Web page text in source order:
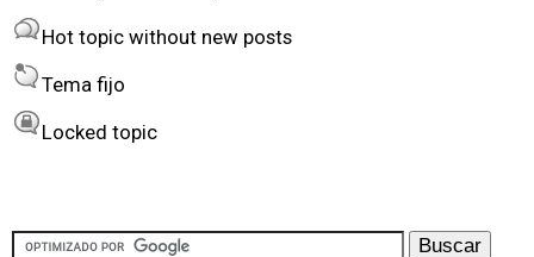
y
Hot topic without new posts
Tema fijo
Locked topic